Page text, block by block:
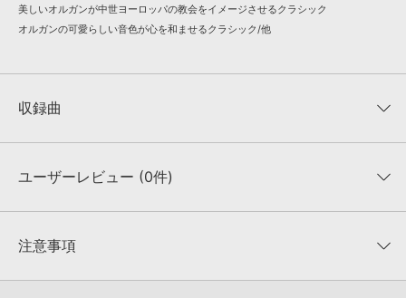
美しいオルガンが中世ヨーロッパの教会をイメージさせるクラシック
オルガンの可愛らしい音色が心を和ませるクラシック/他
収録曲
説明文 ジャンル/楽器
1 Greensleeves : anon
1:16 ¥1,250
ユーザーレビュー (0件)
★★★★★
注意事項